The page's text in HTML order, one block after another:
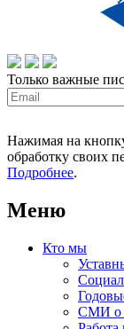
Только важные
Нажимая на
обработку своих
Подробнее.
Меню
Кто мы
СМИ о